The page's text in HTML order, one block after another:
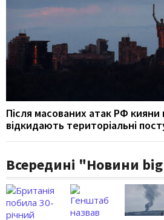
Після масованих атак РФ
відкидають територіальні
Всередині "Новини